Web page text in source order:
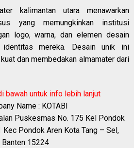
kalimantan utara menawarkan
yang memungkinkan institusi
logo, warna, dan elemen desain
mereka. Desain unik ini
dan membedakan almamater dari
bawah untuk info lebih lanjut
Name : KOTABI
Puskesmas No. 175 Kel Pondok
Kec Pondok Aren Kota Tang – Sel,
Banten 15224